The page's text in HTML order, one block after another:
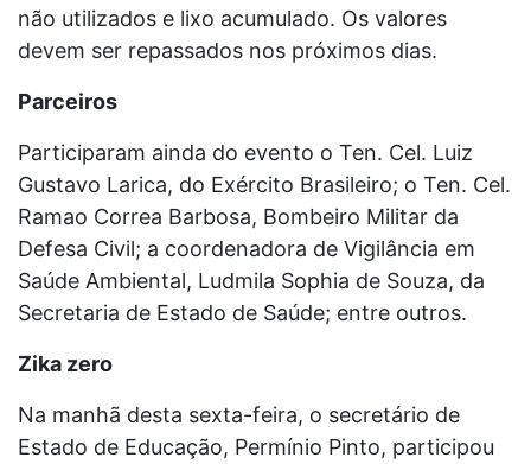
não utilizados e lixo acumulado. Os valores
devem ser repassados nos próximos dias.
Parceiros
Participaram ainda do evento o Ten. Cel. Luiz
Gustavo Larica, do Exército Brasileiro; o Ten. Cel.
Ramao Correa Barbosa, Bombeiro Militar da
Defesa Civil​; a coordenadora de Vigilância em
Saúde Ambiental, Ludmila Sophia de Souza, da
Secretaria de Estado de Saúde; entre outros.
Zika zero
Na manhã desta sexta-feira, o secretário de
Estado de Educação, Permínio Pinto, participou